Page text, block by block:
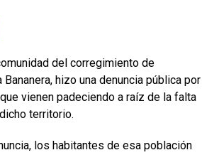
del corregimiento de
Bananera, hizo una denuncia pública por
vienen padeciendo a raíz de la falta
territorio.
los habitantes de esa población